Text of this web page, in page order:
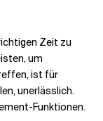
Zeit zu
um
ist für
unerlässlich.
Funktionen.